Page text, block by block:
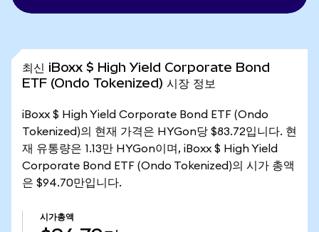
최신 iBoxx $ High Yield Corporate Bond
ETF (Ondo Tokenized) 시장 정보
iBoxx $ High Yield Corporate Bond ETF (Ondo
Tokenized)의 현재 가격은 HYGon당 $83.72입니다. 현
재 유통량은 1.13만 HYGon이며, iBoxx $ High Yield
Corporate Bond ETF (Ondo Tokenized)의 시가 총액
은 $94.70만입니다.
시가총액